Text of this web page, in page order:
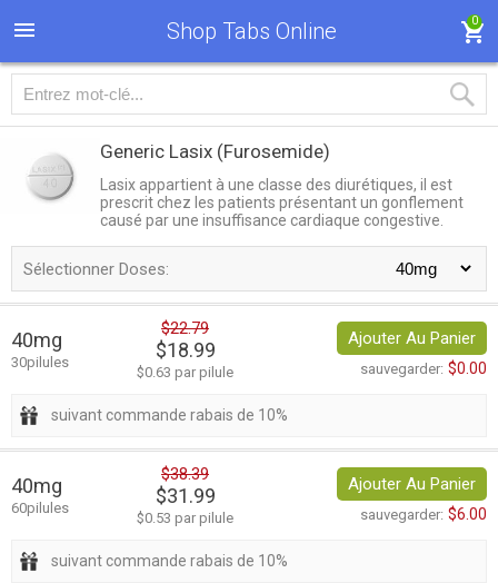
Shop Tabs Online 0
Generic Lasix (Furosemide)
Lasix appartient à une classe des diurétiques, il est
prescrit chez les patients présentant un gonflement
causé par une insuffisance cardiaque congestive.
Sélectionner Doses:
40mg
30pilules
$22.79
$18.99
$0.63 par pilule
Ajouter Au Panier
sauvegarder: $0.00
suivant commande rabais de 10%
40mg
60pilules
$38.39
$31.99
$0.53 par pilule
Ajouter Au Panier
sauvegarder: $6.00
suivant commande rabais de 10%